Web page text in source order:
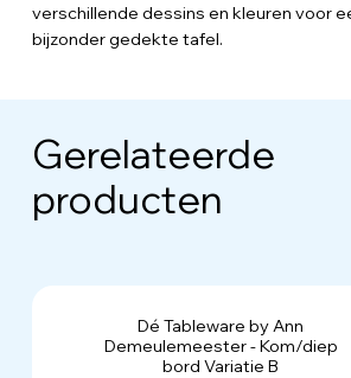
verschillende dessins en kleuren voor
bijzonder gedekte tafel.
Gerelateerde
producten
Dé Tableware by Ann
Demeulemeester - Kom/diep
bord Variatie B